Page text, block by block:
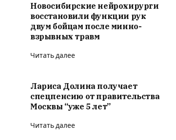
Новосибирские нейрохирурги
восстановили функции рук
двум бойцам после минно-
взрывных травм
Читать далее
Лариса Долина получает
спецпенсию от правительства
Москвы “уже 5 лет”
Читать далее